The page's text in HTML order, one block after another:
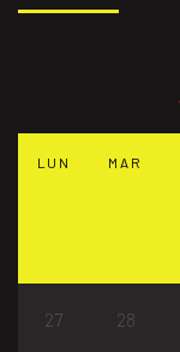
LUN MAR
27 28